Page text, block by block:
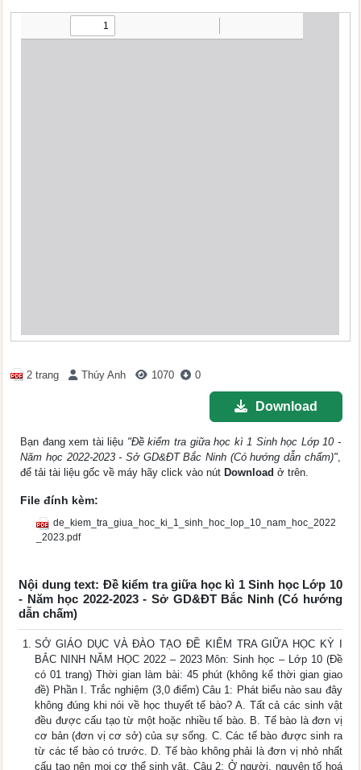
2 trang Thúy Anh 1070 0
Download
Bạn đang xem tài liệu "Đề kiểm tra giữa học kì 1 Sinh học Lớp 10 -
Năm học 2022-2023 - Sở GD&ĐT Bắc Ninh (Có hướng dẫn chấm)",
để tải tài liệu gốc về máy hãy click vào nút Download ở trên.
File đính kèm:
de_kiem_tra_giua_hoc_ki_1_sinh_hoc_lop_10_nam_hoc_2022
_2023.pdf
Nội dung text: Đề kiểm tra giữa học kì 1 Sinh học Lớp 10
- Năm học 2022-2023 - Sở GD&ĐT Bắc Ninh (Có hướng
dẫn chấm)
SỞ GIÁO DỤC VÀ ĐÀO TẠO ĐỀ KIỂM TRA GIỮA HỌC KỲ I
BẮC NINH NĂM HỌC 2022 – 2023 Môn: Sinh học – Lớp 10 (Đề
có 01 trang) Thời gian làm bài: 45 phút (không kể thời gian giao
đề) Phần I. Trắc nghiệm (3,0 điểm) Câu 1: Phát biểu nào sau đây
không đúng khi nói về học thuyết tế bào? A. Tất cả các sinh vật
đều được cấu tạo từ một hoặc nhiều tế bào. B. Tế bào là đơn vị
cơ bản (đơn vị cơ sở) của sự sống. C. Các tế bào được sinh ra
từ các tế bào có trước. D. Tế bào không phải là đơn vị nhỏ nhất
cấu tạo nên mọi cơ thể sinh vật. Câu 2: Ở người, nguyên tố hoá